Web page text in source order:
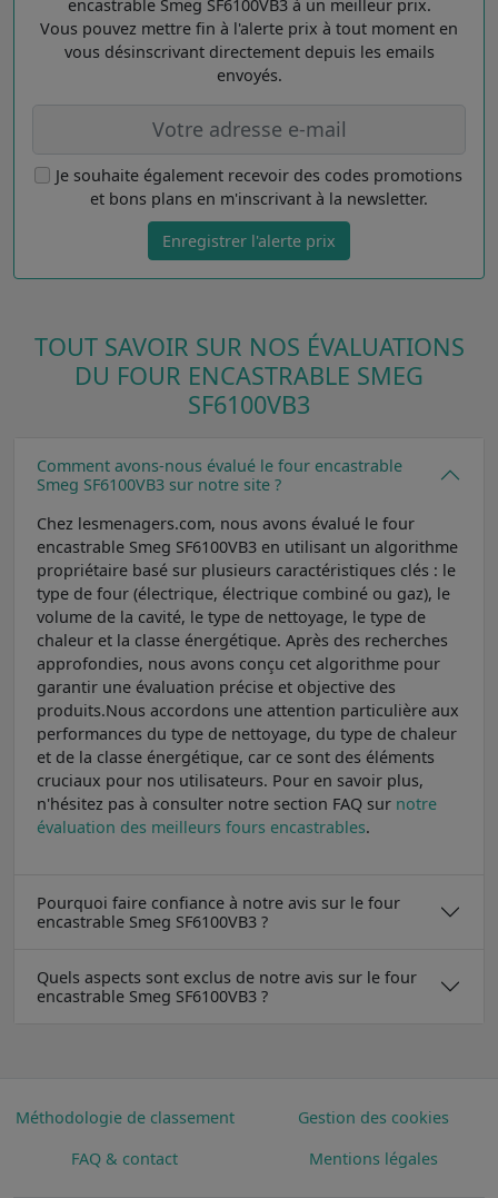
encastrable Smeg SF6100VB3 à un meilleur prix.
Vous pouvez mettre fin à l'alerte prix à tout moment en
vous désinscrivant directement depuis les emails
envoyés.
Je souhaite également recevoir des codes promotions
et bons plans en m'inscrivant à la newsletter.
Enregistrer l'alerte prix
TOUT SAVOIR SUR NOS ÉVALUATIONS
DU FOUR ENCASTRABLE SMEG
SF6100VB3
Comment avons-nous évalué le four encastrable
Smeg SF6100VB3 sur notre site ?
Chez lesmenagers.com, nous avons évalué le four
encastrable Smeg SF6100VB3 en utilisant un algorithme
propriétaire basé sur plusieurs caractéristiques clés : le
type de four (électrique, électrique combiné ou gaz), le
volume de la cavité, le type de nettoyage, le type de
chaleur et la classe énergétique. Après des recherches
approfondies, nous avons conçu cet algorithme pour
garantir une évaluation précise et objective des
produits.Nous accordons une attention particulière aux
performances du type de nettoyage, du type de chaleur
et de la classe énergétique, car ce sont des éléments
cruciaux pour nos utilisateurs. Pour en savoir plus,
n'hésitez pas à consulter notre section FAQ sur notre
évaluation des meilleurs fours encastrables.
Pourquoi faire confiance à notre avis sur le four
encastrable Smeg SF6100VB3 ?
Quels aspects sont exclus de notre avis sur le four
encastrable Smeg SF6100VB3 ?
Méthodologie de classement
Gestion des cookies
FAQ & contact
Mentions légales